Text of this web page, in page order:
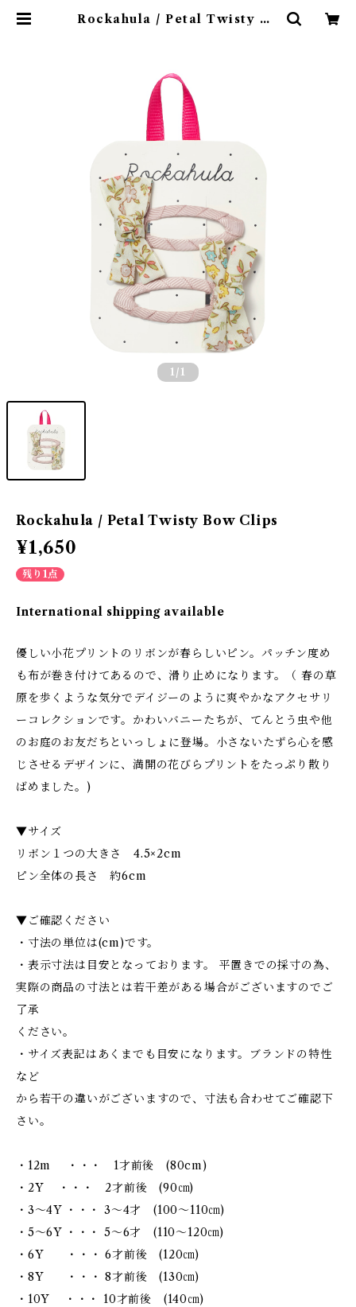
Rockahula / Petal Twisty Bo
1 /1
Rockahula / Petal Twisty Bow Clips
¥1,650
残り1点
International shipping available
優しい小花プリントのリボンが春らしいピン。パッチン度め
も布が巻き付けてあるので、滑り止めになります。（ 春の草
原を歩くような気分でデイジーのように爽やかなアクセサリ
ーコレクションです。かわいバニーたちが、てんとう虫や他
のお庭のお友だちといっしょに登場。小さないたずら心を感
じさせるデザインに、満開の花びらプリントをたっぷり散り
ばめました。)
▼サイズ
リボン１つの大きさ 4.5×2cm
ピン全体の長さ 約6cm
▼ご確認ください
・寸法の単位は(cm)です。
・表示寸法は目安となっております。 平置きでの採寸の為、
実際の商品の寸法とは若干差がある場合がございますのでご
了承
ください。
・サイズ表記はあくまでも目安になります。ブランドの特性
など
から若干の違いがございますので、寸法も合わせてご確認下
さい。
・12m ・・・ 1才前後 (80cm)
・2Y ・・・ 2才前後 (90㎝)
・3～4Y ・・・ 3～4才 (100～110㎝)
・5～6Y ・・・ 5～6才 (110～120㎝)
・6Y ・・・ 6才前後 (120㎝)
・8Y ・・・ 8才前後 (130㎝)
・10Y ・・・ 10才前後 (140㎝)